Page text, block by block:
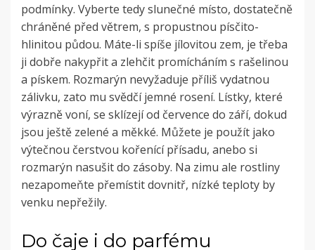
podmínky. Vyberte tedy slunečné místo, dostatečně
chráněné před větrem, s propustnou písčito-
hlinitou půdou. Máte-li spíše jílovitou zem, je třeba
ji dobře nakypřit a zlehčit promícháním s rašelinou
a pískem. Rozmarýn nevyžaduje příliš vydatnou
zálivku, zato mu svědčí jemné rosení. Lístky, které
výrazně voní, se sklízejí od července do září, dokud
jsou ještě zelené a měkké. Můžete je použít jako
výtečnou čerstvou kořenící přísadu, anebo si
rozmarýn nasušit do zásoby. Na zimu ale rostliny
nezapomeňte přemístit dovnitř, nízké teploty by
venku nepřežily.
Do čaje i do parfému